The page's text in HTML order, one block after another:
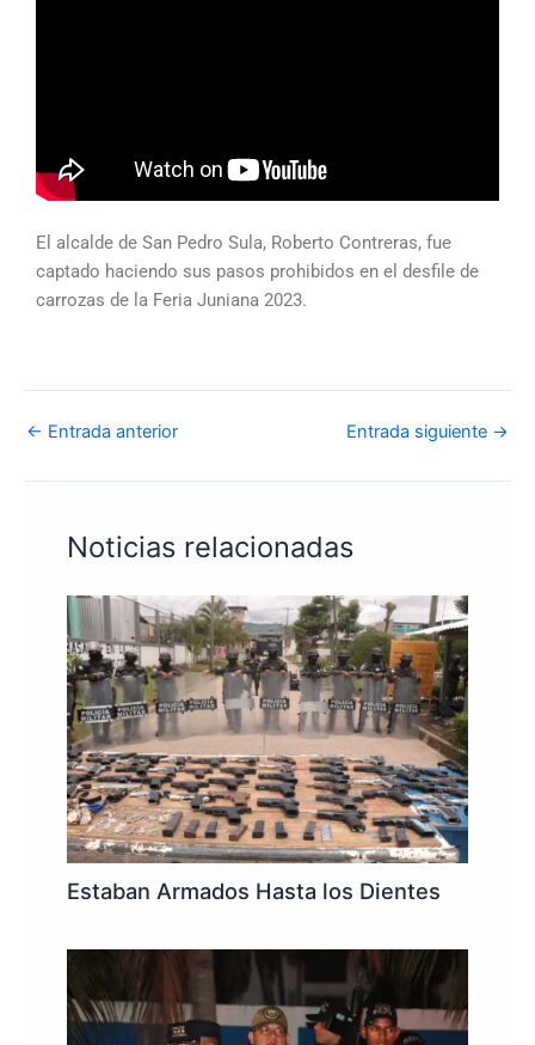
El alcalde de San Pedro Sula, Roberto Contreras, fue
captado haciendo sus pasos prohibidos en el desfile de
carrozas de la Feria Juniana 2023.
← Entrada anterior Entrada siguiente →
Noticias relacionadas
Estaban Armados Hasta los Dientes